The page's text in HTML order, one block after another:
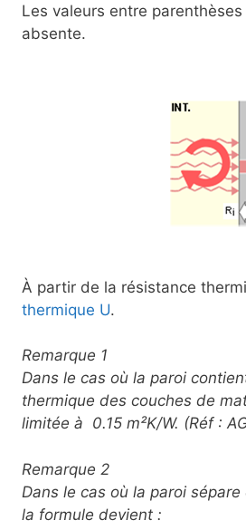
Les valeurs entre
absente.
À partir de la résistance
thermique U.
Remarque 1
Dans le cas où la paroi
thermique des couches de
limitée à 0.15 m²K/W. (Réf :
Remarque 2
Dans le cas où la paroi
la formule devient :